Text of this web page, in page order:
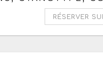
RÉSERVER